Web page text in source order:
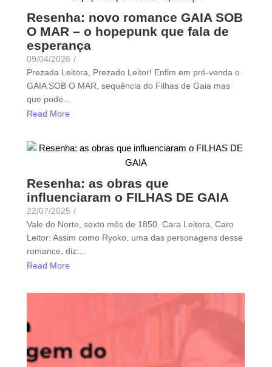
Resenha: novo romance GAIA SOB
O MAR – o hopepunk que fala de
esperança
09/04/2026 /
Prezada Leitora, Prezado Leitor! Enfim em pré-venda o
GAIA SOB O MAR, sequência do Filhas de Gaia mas
que pode...
Read More
Resenha: as obras que
influenciaram o FILHAS DE GAIA
22/07/2025 /
Vale do Norte, sexto mês de 1850. Cara Leitora, Caro
Leitor: Assim como Ryoko, uma das personagens desse
romance, diz:...
Read More